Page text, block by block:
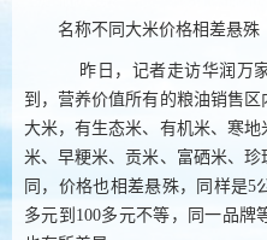
名称不同大米价格相差悬殊
昨日，记者走访华润万
到，营养价值所有的粮油销售
大米，有生态米、有机米、寒
米、早粳米、贡米、富硒米、
同，价格也相差悬殊，同样是5
多元到100多元不等，同一品牌